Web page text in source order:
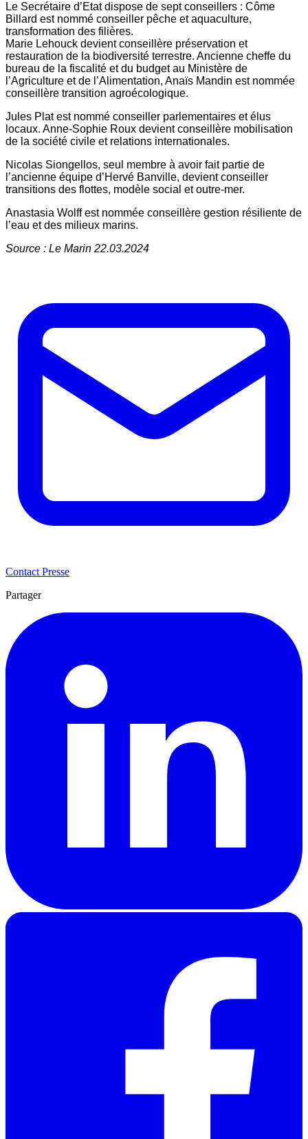
Le Secrétaire d’Etat dispose de sept conseillers : Côme
Billard est nommé conseiller pêche et aquaculture,
transformation des filières.
Marie Lehouck devient conseillère préservation et
restauration de la biodiversité terrestre. Ancienne cheffe du
bureau de la fiscalité et du budget au Ministère de
l’Agriculture et de l’Alimentation, Anaïs Mandin est nommée
conseillère transition agroécologique.
Jules Plat est nommé conseiller parlementaires et élus
locaux. Anne-Sophie Roux devient conseillère mobilisation
de la société civile et relations internationales.
Nicolas Siongellos, seul membre à avoir fait partie de
l’ancienne équipe d’Hervé Banville, devient conseiller
transitions des flottes, modèle social et outre-mer.
Anastasia Wolff est nommée conseillère gestion résiliente de
l’eau et des milieux marins.
Source : Le Marin 22.03.2024
Contact Presse
Partager